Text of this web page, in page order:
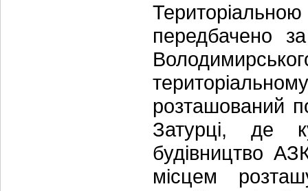
передбачено
розташований
Затурці, де
будівництво
місцем